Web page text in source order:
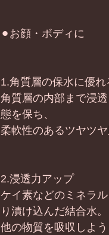
⚫︎お顔・ボディに
1.角質層の保水に優れ
角質層の内部まで浸
態を保ち、
柔軟性のあるツヤツヤ
2.浸透力アップ
ケイ素などのミネラ
り漬け込んだ結合水。
他の物質を吸収しよ